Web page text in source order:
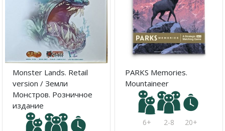
Monster Lands. Retail
version / Земли
Монстров. Розничное
издание
PARKS Memories.
Mountaineer
6+ 2-8 20+